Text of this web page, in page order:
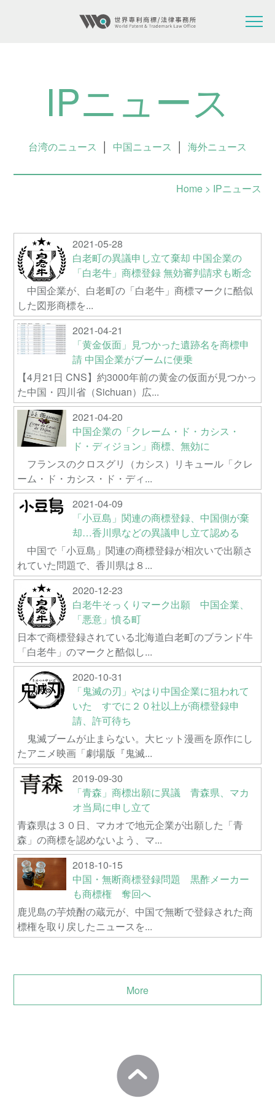
IPニュース
台湾のニュース 中国ニュース 海外ニュース
Home> IPニュース
2021-05-28
白老町の異議申し立て棄却 中国企業の
「白老牛」商標登録 無効審判請求も断念
中国企業が、白老町の「白老牛」商標マークに酷似
した図形商標を...
2021-04-21
「黄金仮面」見つかった遺跡名を商標申
請 中国企業がブームに便乗
【4月21日 CNS】約3000年前の黄金の仮面が見つかっ
た中国・四川省（Sichuan）広...
2021-04-20
中国企業の「クレーム・ド・カシス・
ド・ディジョン」商標、無効に
フランスのクロスグリ（カシス）リキュール「クレ
ーム・ド・カシス・ド・ディ...
2021-04-09
「小豆島」関連の商標登録、中国側が棄
却…香川県などの異議申し立て認める
中国で「小豆島」関連の商標登録が相次いで出願さ
れていた問題で、香川県は８...
2020-12-23
白老牛そっくりマーク出願 中国企業、
「悪意」憤る町
日本で商標登録されている北海道白老町のブランド牛
「白老牛」のマークと酷似し...
2020-10-31
「鬼滅の刃」やはり中国企業に狙われて
いた すでに２０社以上が商標登録申
請、許可待ち
鬼滅ブームが止まらない。大ヒット漫画を原作にし
たアニメ映画「劇場版『鬼滅...
2019-09-30
「青森」商標出願に異議 青森県、マカ
オ当局に申し立て
青森県は３０日、マカオで地元企業が出願した「青
森」の商標を認めないよう、マ...
2018-10-15
中国・無断商標登録問題 黒酢メーカー
も商標権 奪回へ
鹿児島の芋焼酎の蔵元が、中国で無断で登録された商
標権を取り戻したニュースを...
More